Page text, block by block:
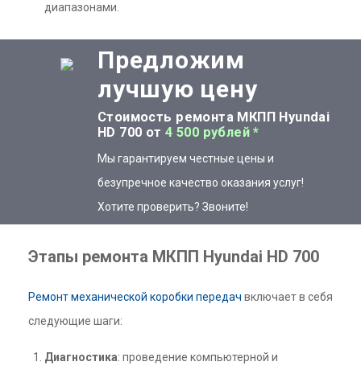
диапазонами.
Предложим
лучшую цену
Стоимость ремонта МКПП Hyundai
HD 700 от4 500 рублей *
Мы гарантируем честные цены и
безупречное качество оказания услуг!
Хотите проверить? Звоните!
Этапы ремонта МКПП Hyundai HD 700
Ремонт механической коробки передач включает в себя
следующие шаги:
Диагностика: проведение компьютерной и